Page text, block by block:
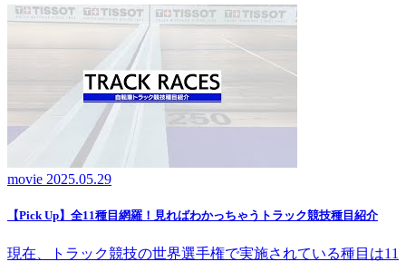
movie 2025.05.29
【Pick Up】全11種目網羅！見ればわかっちゃうトラック競技種目紹介
現在、トラック競技の世界選手権で実施されている種目は11